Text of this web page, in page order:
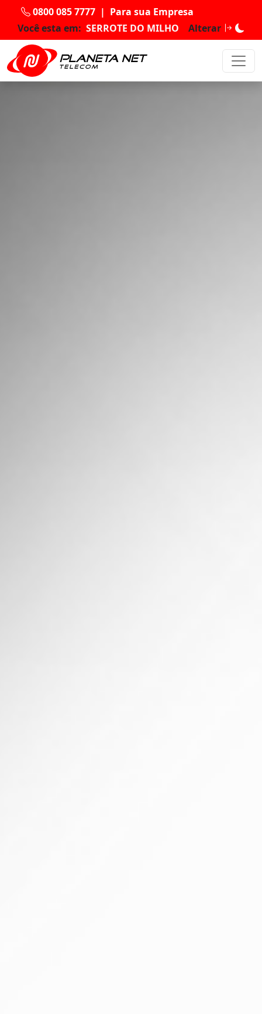
0800 085 7777 | Para sua Empresa
Você esta em: SERROTE DO MILHO Alterar